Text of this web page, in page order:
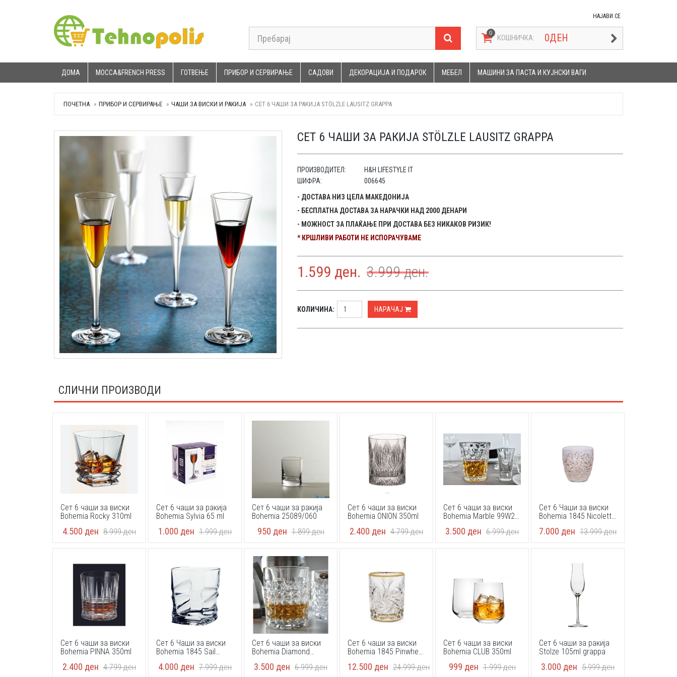
НАЈАВИ СЕ
КОШНИЧКА: 0ДЕН
ДОМА MOCCA&FRENCH PRESS ГОТВЕЊЕ ПРИБОР И СЕРВИРАЊЕ САДОВИ ДЕКОРАЦИЈА И ПОДАРОК МЕБЕЛ МАШИНИ ЗА ПАСТА И КУЈНСКИ ВАГИ
ПОЧЕТНА ПРИБОР И СЕРВИРАЊЕ ЧАШИ ЗА ВИСКИ И РАКИЈА СЕТ 6 ЧАШИ ЗА РАКИЈА STÖLZLE LAUSITZ GRAPPA
СЕТ 6 ЧАШИ ЗА РАКИЈА STÖLZLE LAUSITZ GRAPPA
ПРОИЗВОДИТЕЛ:
H&H LIFESTYLE IT
ШИФРА:
006645
- ДОСТАВА НИЗ ЦЕЛА МАКЕДОНИЈА
- БЕСПЛАТНА ДОСТАВА ЗА НАРАЧКИ НАД 2000 ДЕНАРИ
- МОЖНОСТ ЗА ПЛАЌАЊЕ ПРИ ДОСТАВА БЕЗ НИКАКОВ РИЗИК!
* КРШЛИВИ РАБОТИ НЕ ИСПОРАЧУВАМЕ
1.599 ден. 3.999ден.
КОЛИЧИНА: НАРАЧАЈ
СЛИЧНИ ПРОИЗВОДИ
Сет 6 чаши за виски
Bohemia Rocky 310ml
4.500 ден 8.999ден
Сет 6 чаши за ракија
Bohemia Sylvia 65 ml
1.000 ден 1.999ден
Сет 6 чаши за ракија
Bohemia 25089/060
950 ден 1.899ден
Сет 6 чаши за виски
Bohemia ONION 350ml
2.400 ден 4.799ден
Сет 6 чаши за виски
Bohemia Marble 99W24
3.500 ден 6.999ден
Сет 6 Чаши за виски
Bohemia 1845 Nicolette
7.000 ден 13.999ден
Сет 6 чаши за виски
Bohemia PINNA 350ml
2.400 ден 4.799ден
Сет 6 Чаши за виски
Bohemia 1845 Sail
4.000 ден 7.999ден
Сет 6 чаши за виски
Bohemia Diamond
3.500 ден 6.999ден
Сет 6 чаши за виски
Bohemia 1845 Pinwheel
360m
12.500 ден 24.999ден
Сет 6 чаши за виски
Bohemia CLUB 350ml
999 ден 1.999ден
Сет 6 чаши за ракија
Stolze 105ml grappa
3.000 ден 5.999ден